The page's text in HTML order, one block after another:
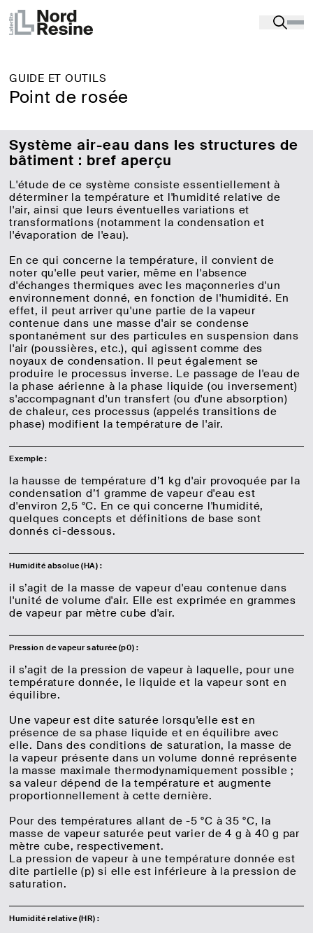
GUIDE ET OUTILS
Point de rosée
Système air-eau dans les structures de
bâtiment : bref aperçu
L'étude de ce système consiste essentiellement à
déterminer la température et l'humidité relative de
l'air, ainsi que leurs éventuelles variations et
transformations (notamment la condensation et
l'évaporation de l'eau).
En ce qui concerne la température, il convient de
noter qu'elle peut varier, même en l'absence
d'échanges thermiques avec les maçonneries d'un
environnement donné, en fonction de l'humidité. En
effet, il peut arriver qu'une partie de la vapeur
contenue dans une masse d'air se condense
spontanément sur des particules en suspension dans
l'air (poussières, etc.), qui agissent comme des
noyaux de condensation. Il peut également se
produire le processus inverse. Le passage de l'eau de
la phase aérienne à la phase liquide (ou inversement)
s'accompagnant d'un transfert (ou d'une absorption)
de chaleur, ces processus (appelés transitions de
phase) modifient la température de l'air.
Exemple :
la hausse de température d’1 kg d'air provoquée par la
condensation d’1 gramme de vapeur d'eau est
d'environ 2,5 °C. En ce qui concerne l'humidité,
quelques concepts et définitions de base sont
donnés ci-dessous.
Humidité absolue (HA) :
il s’agit de la masse de vapeur d'eau contenue dans
l'unité de volume d'air. Elle est exprimée en grammes
de vapeur par mètre cube d'air.
Pression de vapeur saturée (p0) :
il s’agit de la pression de vapeur à laquelle, pour une
température donnée, le liquide et la vapeur sont en
équilibre.
Une vapeur est dite saturée lorsqu'elle est en
présence de sa phase liquide et en équilibre avec
elle. Dans des conditions de saturation, la masse de
la vapeur présente dans un volume donné représente
la masse maximale thermodynamiquement possible ;
sa valeur dépend de la température et augmente
proportionnellement à cette dernière.
Pour des températures allant de -5 °C à 35 °C, la
masse de vapeur saturée peut varier de 4 g à 40 g par
mètre cube, respectivement.
La pression de vapeur à une température donnée est
dite partielle (p) si elle est inférieure à la pression de
saturation.
Humidité relative (HR) :